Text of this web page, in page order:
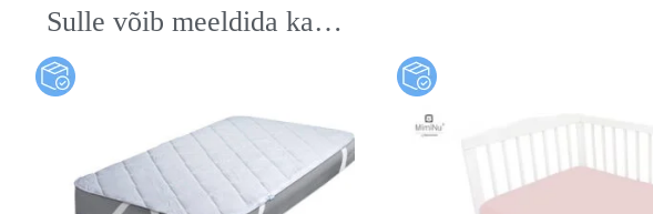
Sulle võib meeldida ka…